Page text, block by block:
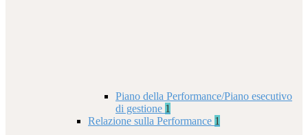
Piano della Performance/Piano esecutivo
di gestione 1
Relazione sulla Performance 1